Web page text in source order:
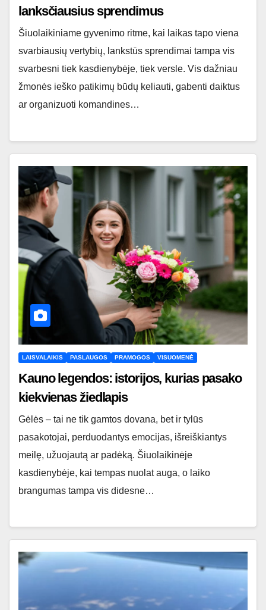
lanksčiausius sprendimus
Šiuolaikiniame gyvenimo ritme, kai laikas tapo viena
svarbiausių vertybių, lankstūs sprendimai tampa vis
svarbesni tiek kasdienybėje, tiek versle. Vis dažniau
žmonės ieško patikimų būdų keliauti, gabenti daiktus
ar organizuoti komandines…
LAISVALAIKIS PASLAUGOS PRAMOGOS VISUOMENĖ
Kauno legendos: istorijos, kurias pasako
kiekvienas žiedlapis
Gėlės – tai ne tik gamtos dovana, bet ir tylūs
pasakotojai, perduodantys emocijas, išreiškiantys
meilę, užuojautą ar padėką. Šiuolaikinėje
kasdienybėje, kai tempas nuolat auga, o laiko
brangumas tampa vis didesne…